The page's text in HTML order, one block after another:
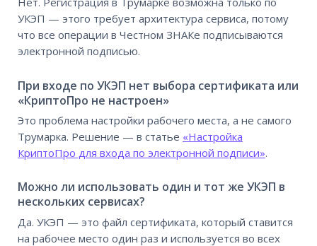
УКЭП — этого требует архитектура сервиса, потому
что все операции в Честном ЗНАКе подписываются
электронной подписью.
При входе по УКЭП нет выбора сертификата или
«КриптоПро не настроен»
Это проблема настройки рабочего места, а не самого
Трумарка. Решение — в статье «Настройка
КриптоПро для входа по электронной подписи».
Можно ли использовать один и тот же УКЭП в
нескольких сервисах?
Да. УКЭП — это файл сертификата, который ставится
на рабочее место один раз и используется во всех